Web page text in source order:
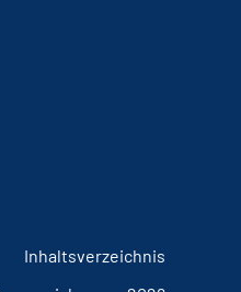
Inhaltsverzeichnis